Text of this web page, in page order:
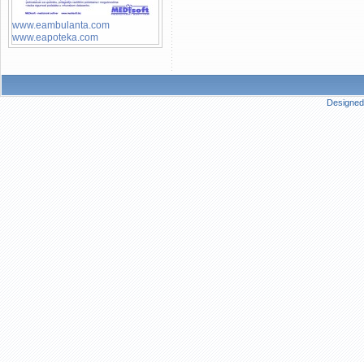
www.eambulanta.com
www.eapoteka.com